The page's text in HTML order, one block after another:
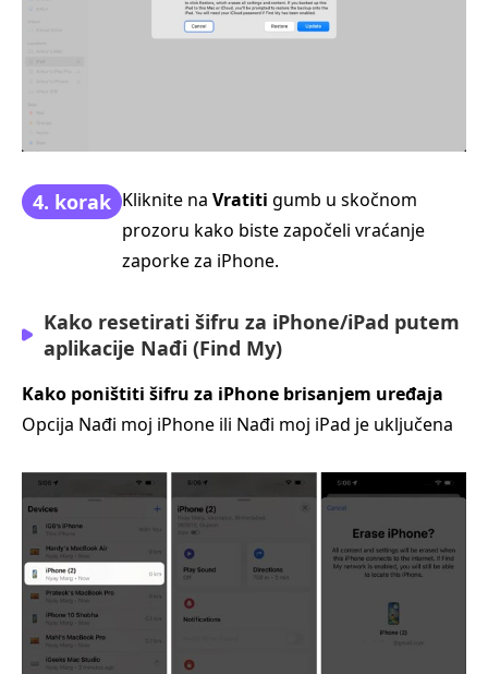
4. korak Kliknite na Vratiti gumb u skočnom
prozoru kako biste započeli vraćanje
zaporke za iPhone.
Kako resetirati šifru za iPhone/iPad putem
aplikacije Nađi (Find My)
Kako poništiti šifru za iPhone brisanjem uređaja
Opcija Nađi moj iPhone ili Nađi moj iPad je uključena